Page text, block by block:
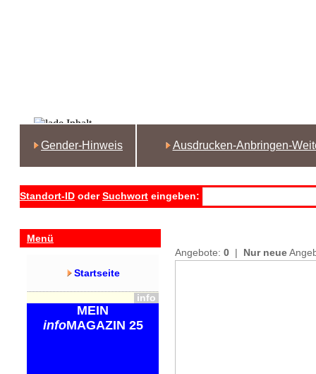
Gender-Hinweis Ausdrucken-Anbringen-
Standort-ID oderSuchwort eingeben:
Menü
Startseite
info
MEIN
infoMAGAZIN 25
Angebote: 0 | Nur neue